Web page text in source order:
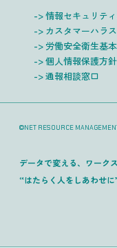
情報セキュリテ
カスタマーハラ
労働安全衛生基
個人情報保護方針
通報相談窓口
©NET RESOURCE
データで変える、ワーク
“はたらく人をしあわせに